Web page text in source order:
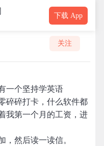
下载 App
关注
一个坚持学英语
碎碎打卡，什么软件都
我第一个月的工资，进
，然后读一读信。